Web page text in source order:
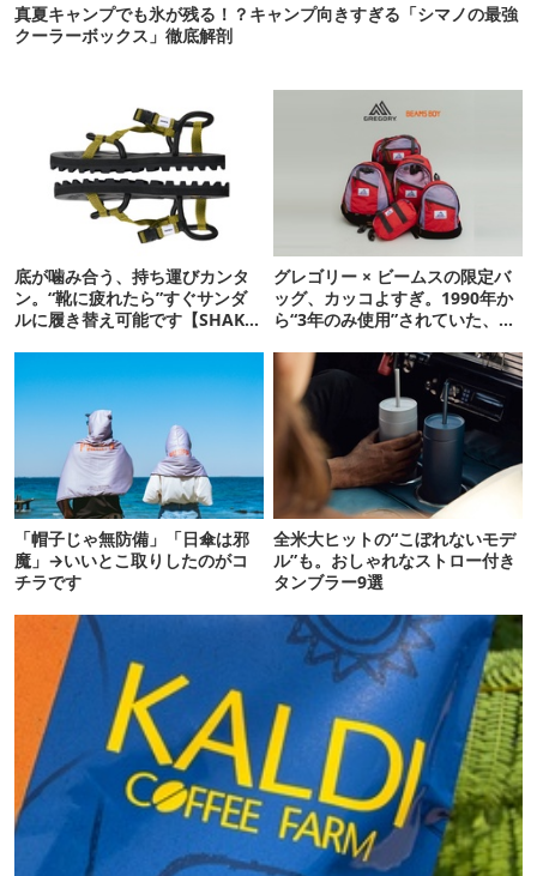
真夏キャンプでも氷が残る！？キャンプ向きすぎる「シマノの最強
クーラーボックス」徹底解剖
底が噛み合う、持ち運びカンタ
ン。“靴に疲れたら”すぐサンダ
ルに履き替え可能です【SHAKA
グレゴリー × ビームスの限定バ
ッグ、カッコよすぎ。1990年か
ら“3年のみ使用”されていた、紫
「帽子じゃ無防備」「日傘は邪
魔」→いいとこ取りしたのがコ
チラです
全米大ヒットの“こぼれないモデ
ル”も。おしゃれなストロー付き
タンブラー9選